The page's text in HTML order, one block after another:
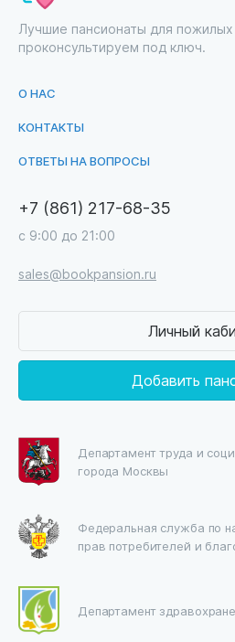
Лучшие пансионаты для
проконсультируем под ключ.
О НАС
КОНТАКТЫ
ОТВЕТЫ НА ВОПРОСЫ
+7 (861) 217-68-35
с 9:00 до 21:00
sales@bookpansion.ru
Личный
Добавить
Департамент труда и
города Москвы
Федеральная служба по
прав потребителей и
Департамент